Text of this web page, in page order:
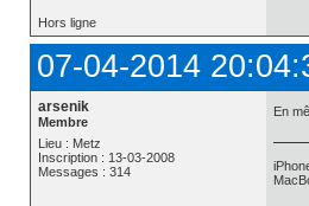
Hors ligne
07-04-2014
arsenik
Membre
Lieu : Metz
Inscription : 13-03-2008
Messages : 314
En